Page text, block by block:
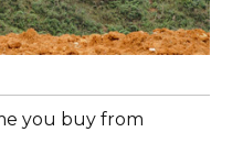
you buy from